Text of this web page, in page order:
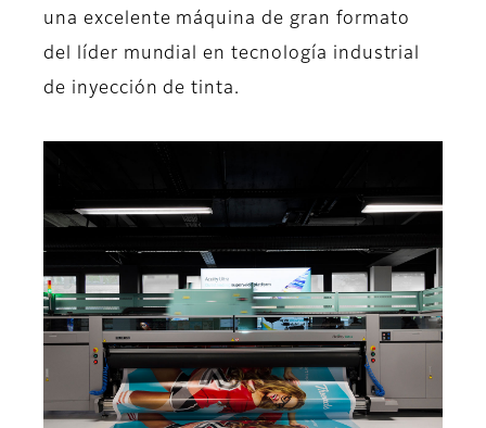
una excelente máquina de gran formato
del líder mundial en tecnología industrial
de inyección de tinta.